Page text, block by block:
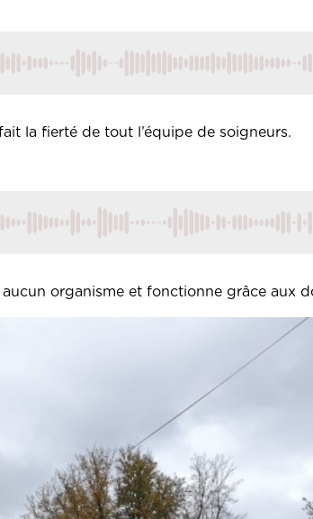
la fierté de tout l’équipe de soigneurs.
organisme et fonctionne grâce aux